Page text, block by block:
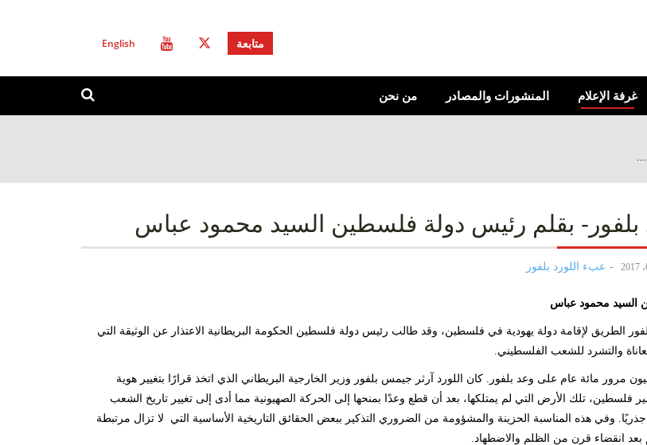
متابعة English
غرفة الإعلام المنشورات والمصادر من نحن
استمارة
ابحث
بلفور- بقلم رئيس دولة فلسطين السيد محمود عباس
عبء اللورد بلفور
السيد محمود عباس
الطريق لإقامة دولة يهودية في فلسطين، وقد طالب رئيس دولة فلسطين الحكومة البريطانية الاعتذار عن الوثيقة التي
والتشرد للشعب الفلسطيني.
مرور مائة عام على وعد بلفور. كان اللورد آرثر جيمس بلفور وزير الخارجية البريطاني الذي اتخذ قرارًا بتغيير هوية
فلسطين، تلك الأرض التي لم يمتلكها، بعد أن قطع وعدًا بمنحها إلى الحركة الصهيونية مما أدى إلى تغيير تاريخ الشعب
جذريًا. وفي هذه المناسبة الحزينة والمشؤومة من الضروري التذكير ببعض الحقائق التاريخية الأساسية التي لا تزال مرتبطة
بعد انقضاء قرن من الظلم والاضطهاد.